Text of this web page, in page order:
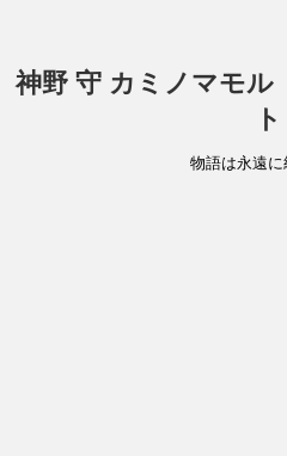
神野 守 カミノマモ
ト
物語は永遠に